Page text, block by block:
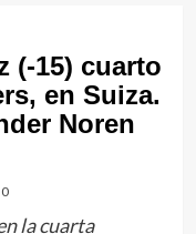
(-15) cuarto
en Suiza.
Noren
0
la cuarta